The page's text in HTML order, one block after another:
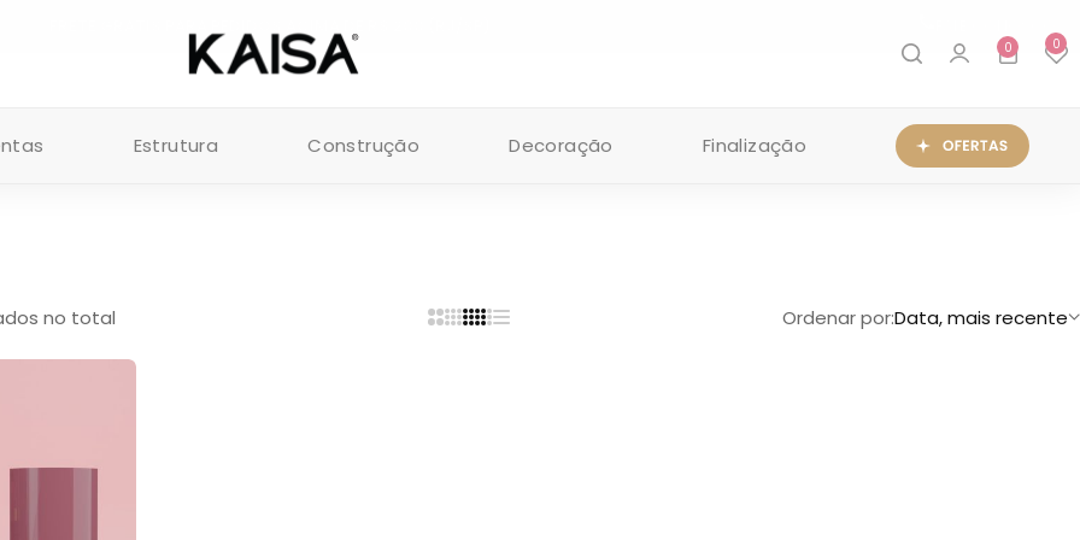
0 0
Estrutura Construção Decoração Finalização
no total Ordenar por:Data, mais recente